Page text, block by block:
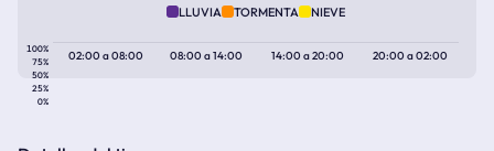
LLUVIA TORMENTA NIEVE
100%
75%
50%
25%
0%
02:00a08:00 08:00a14:00 14:00a20:00 20:00a02:00